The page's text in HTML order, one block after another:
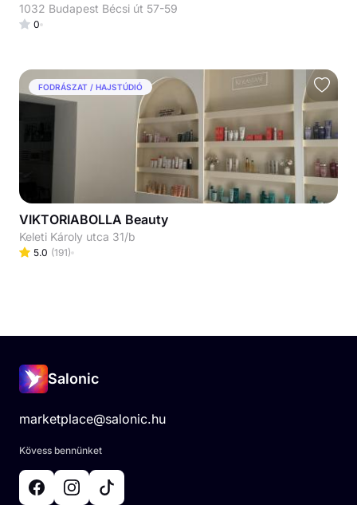
1032 Budapest Bécsi út 57-59
0
FODRÁSZAT / HAJSTÚDIÓ
VIKTORIABOLLA Beauty
Keleti Károly utca 31/b
5.0 (191)
Salonic
marketplace@salonic.hu
Kövess bennünket